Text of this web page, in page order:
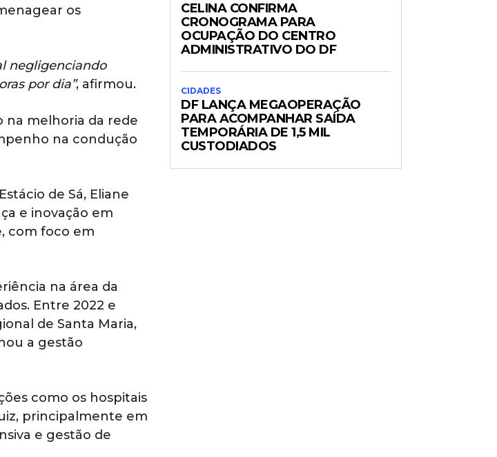
os
negligenciando
por dia”, afirmou.
melhoria da rede
na condução
de Sá, Eliane
e inovação em
com foco em
na área da
Entre 2022 e
de Santa Maria,
a gestão
como os hospitais
principalmente em
e gestão de
CELINA CONFIRMA
CRONOGRAMA PARA
OCUPAÇÃO DO CENTRO
ADMINISTRATIVO DO DF
CIDADES
DF LANÇA MEGAOPERAÇÃO
PARA ACOMPANHAR SAÍDA
TEMPORÁRIA DE 1,5 MIL
CUSTODIADOS